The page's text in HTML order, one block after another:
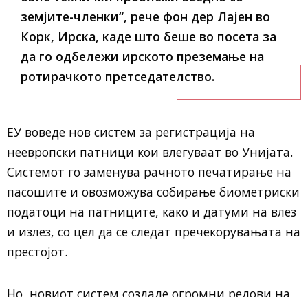
земјите-членки“, рече фон дер Лајен во
Корк, Ирска, каде што беше во посета за
да го одбележи ирското преземање на
ротирачкото претседателство.
ЕУ воведе нов систем за регистрација на
неевропски патници кои влегуваат во Унијата.
Системот го заменува рачното печатирање на
пасошите и овозможува собирање биометриски
податоци на патниците, како и датуми на влез
и излез, со цел да се следат пречекорувањата на
престојот.